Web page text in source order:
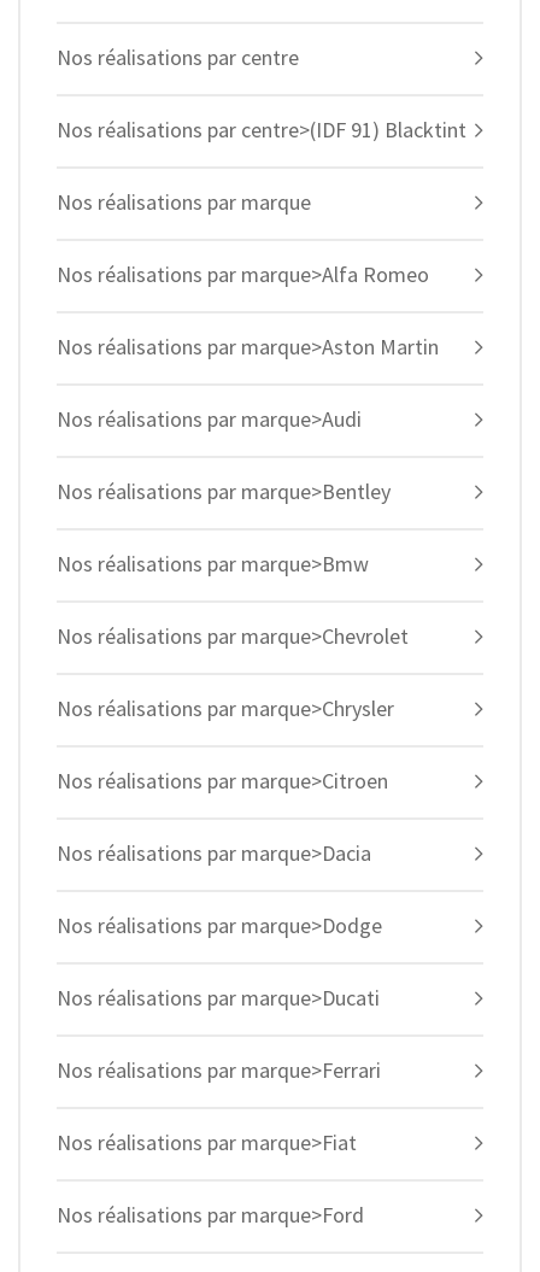
Nos réalisations par centre
Nos réalisations par centre>(IDF 91) Blacktint
Nos réalisations par marque
Nos réalisations par marque>Alfa Romeo
Nos réalisations par marque>Aston Martin
Nos réalisations par marque>Audi
Nos réalisations par marque>Bentley
Nos réalisations par marque>Bmw
Nos réalisations par marque>Chevrolet
Nos réalisations par marque>Chrysler
Nos réalisations par marque>Citroen
Nos réalisations par marque>Dacia
Nos réalisations par marque>Dodge
Nos réalisations par marque>Ducati
Nos réalisations par marque>Ferrari
Nos réalisations par marque>Fiat
Nos réalisations par marque>Ford